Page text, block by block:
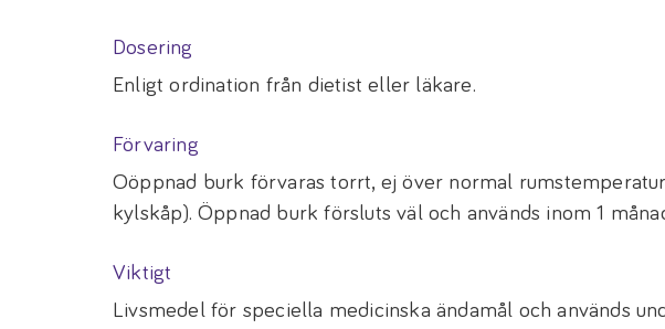
Dosering
Enligt ordination från dietist eller läkare.
Förvaring
Oöppnad burk förvaras torrt, ej över normal
kylskåp). Öppnad burk försluts väl och används inom 1
Viktigt
Livsmedel för speciella medicinska ändamål och används